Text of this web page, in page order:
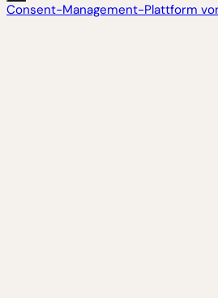
Consent-Management-Plattform